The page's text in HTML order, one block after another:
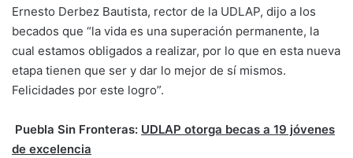
Ernesto Derbez Bautista, rector de la UDLAP, dijo a los
becados que “la vida es una superación permanente, la
cual estamos obligados a realizar, por lo que en esta nueva
etapa tienen que ser y dar lo mejor de sí mismos.
Felicidades por este logro”.
Puebla Sin Fronteras: UDLAP otorga becas a 19 jóvenes
de excelencia